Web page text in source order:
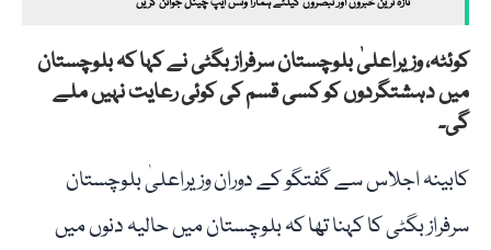
کوئٹہ، وزیراعلیٰ بلوچستان سرفراز بگٹی نے کہا کہ بلوچستان
میں دہشتگردوں کو کسی قسم کی کوئی رعایت نہیں ملے
گی۔
کابینہ اجلاس سے گفتگو کے دوران وزیراعلیٰ بلوچستان
سرفراز بگٹی کا کہنا تھا کہ بلوچستان میں حالیہ دنوں میں